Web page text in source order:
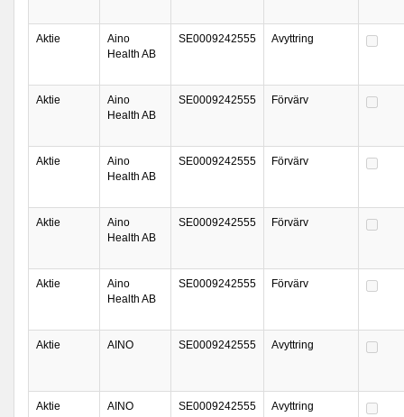
Aktie
Aino
Health AB
SE0009242555 Avyttring
Aktie
Aino
Health AB
SE0009242555 Förvärv
Aktie
Aino
Health AB
SE0009242555 Förvärv
Aktie
Aino
Health AB
SE0009242555 Förvärv
Aktie
Aino
Health AB
SE0009242555 Förvärv
Aktie AINO SE0009242555 Avyttring
Aktie AINO SE0009242555 Avyttring